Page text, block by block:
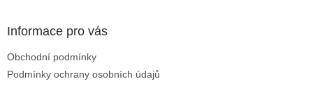
Informace pro vás
Obchodní podmínky
Podmínky ochrany osobních údajů